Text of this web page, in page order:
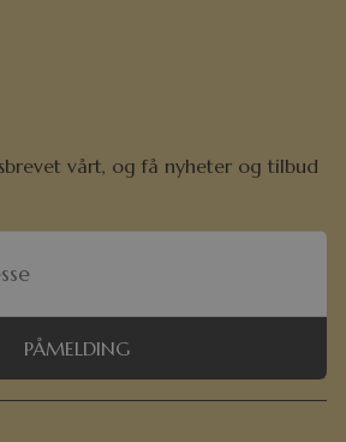
vårt, og få nyheter og tilbud
PÅMELDING